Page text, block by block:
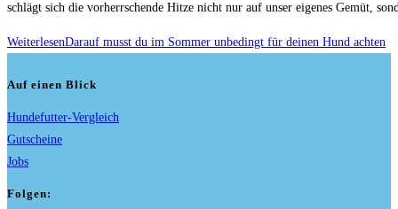
schlägt sich die vorherrschende Hitze nicht nur auf unser eigenes Gemüt,
WeiterlesenDarauf musst du im Sommer unbedingt für deinen Hund achten
Auf einen Blick
Hundefutter-Vergleich
Gutscheine
Jobs
Folgen: